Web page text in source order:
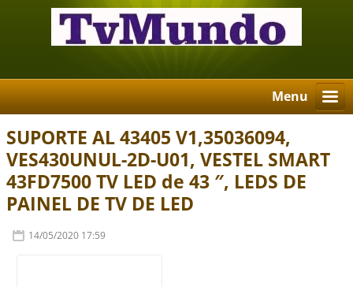
Menu
SUPORTE AL 43405 V1,35036094,
VES430UNUL-2D-U01, VESTEL SMART
43FD7500 TV LED de 43 ″, LEDS DE
PAINEL DE TV DE LED
14/05/2020 17:59